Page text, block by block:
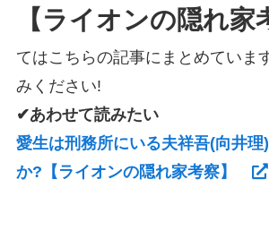
【ライオンの隠れ家
てはこちらの記事にまとめていま
みください!
✔あわせて読みたい
愛生は刑務所にいる夫祥吾(向井
か?【ライオンの隠れ家考察】